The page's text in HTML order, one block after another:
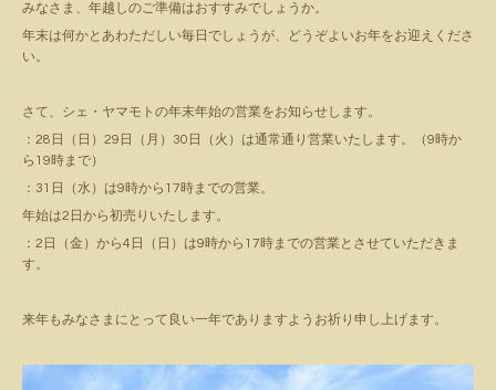
みなさま、年越しのご準備はおすすみでしょうか。
年末は何かとあわただしい毎日でしょうが、どうぞよいお年をお迎えくださ
い。
さて、シェ・ヤマモトの年末年始の営業をお知らせします。
：28日（日）29日（月）30日（火）は通常通り営業いたします。（9時か
ら19時まで）
：31日（水）は9時から17時までの営業。
年始は2日から初売りいたします。
：2日（金）から4日（日）は9時から17時までの営業とさせていただきま
す。
来年もみなさまにとって良い一年でありますようお祈り申し上げます。